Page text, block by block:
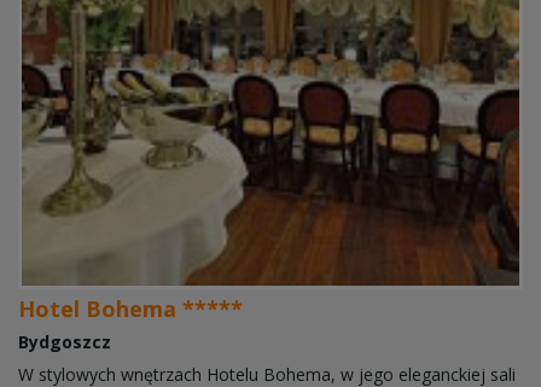
Hotel Bohema *****
Bydgoszcz
W stylowych wnętrzach Hotelu Bohema, w jego eleganckiej sali